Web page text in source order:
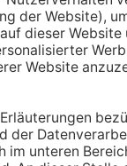
der
die
Um den